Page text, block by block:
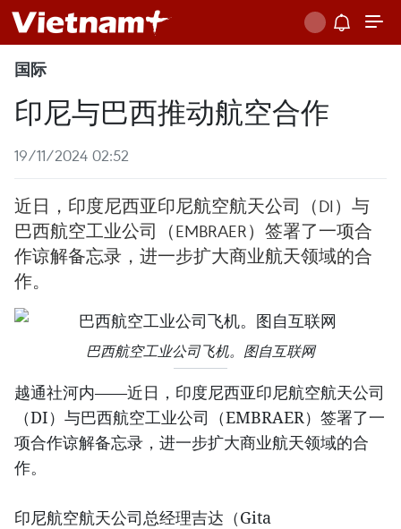
国际
印尼与巴西推动航空合作
19/11/2024 02:52
近日，印度尼西亚印尼航空航天公司（DI）与
巴西航空工业公司（EMBRAER）签署了一项合
作谅解备忘录，进一步扩大商业航天领域的合
作。
巴西航空工业公司飞机。图自互联网
越通社河内——近日，印度尼西亚印尼航空航天公司
（DI）与巴西航空工业公司（EMBRAER）签署了一
项合作谅解备忘录，进一步扩大商业航天领域的合
作。
印尼航空航天公司总经理吉达（Gita